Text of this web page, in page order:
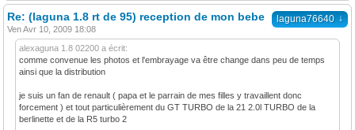
laguna76640 ↓
Re: (laguna 1.8 rt de 95) reception de mon bebe
Ven Avr 10, 2009 18:08
alexaguna 1.8 02200 a écrit:
comme convenue les photos et l'embrayage va être change dans peu de temps
ainsi que la distribution
je suis un fan de renault ( papa et le parrain de mes filles y travaillent donc
forcement ) et tout particulièrement du GT TURBO de la 21 2.0l TURBO de la
berlinette et de la R5 turbo 2